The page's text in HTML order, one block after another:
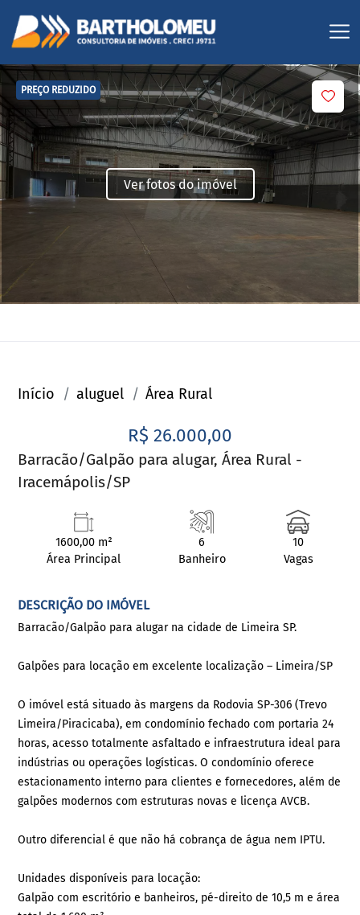
PREÇO REDUZIDO
Ver fotos do imóvel
Início aluguel Área Rural
R$ 26.000,00
Barracão/Galpão para alugar, Área Rural -
Iracemápolis/SP
1600,00 m²
Área Principal
6
Banheiro
10
Vagas
DESCRIÇÃO DO IMÓVEL
Barracão/Galpão para alugar na cidade de Limeira SP.
Galpões para locação em excelente localização – Limeira/SP
O imóvel está situado às margens da Rodovia SP-306 (Trevo
Limeira/Piracicaba), em condomínio fechado com portaria 24
horas, acesso totalmente asfaltado e infraestrutura ideal para
indústrias ou operações logísticas. O condomínio oferece
estacionamento interno para clientes e fornecedores, além de
galpões modernos com estruturas novas e licença AVCB.
Outro diferencial é que não há cobrança de água nem IPTU.
Unidades disponíveis para locação:
Galpão com escritório e banheiros, pé-direito de 10,5 m e área